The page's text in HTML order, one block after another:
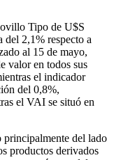
Tipo de U$S
del 2,1% respecto a
al 15 de mayo,
valor en todos sus
el indicador
del 0,8%,
el VAI se situó en
principalmente del lado
productos derivados